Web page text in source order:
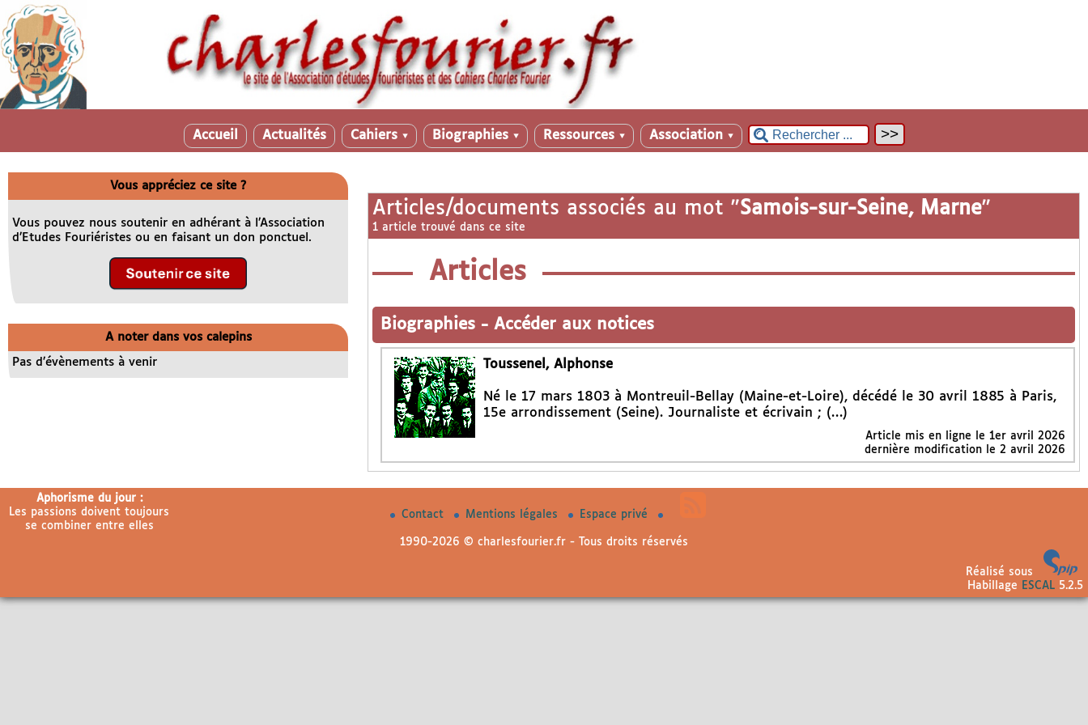
Accueil Actualités Cahiers ▼ Biographies ▼ Ressources ▼ Association ▼
Articles/documents associés au mot "Samois-sur-Seine, Marne"
1 article trouvé dans ce site
Articles
Biographies - Accéder aux notices
Toussenel, Alphonse
Né le 17 mars 1803 à Montreuil-Bellay (Maine-et-Loire), décédé le 30 avril 1885 à Paris,
15e arrondissement (Seine). Journaliste et écrivain ; (…)
Article mis en ligne le 1er avril 2026
dernière modification le 2 avril 2026
Vous appréciez ce site ?
Vous pouvez nous soutenir en adhérant à l’Association
d’Etudes Fouriéristes ou en faisant un don ponctuel.
A noter dans vos calepins
Pas d’évènements à venir
Aphorisme du jour :
Les passions doivent toujours
se combiner entre elles
Contact Mentions légales Espace privé
1990-2026 © charlesfourier.fr - Tous droits réservés
Réalisé sous
Habillage
ESCAL5.2.5